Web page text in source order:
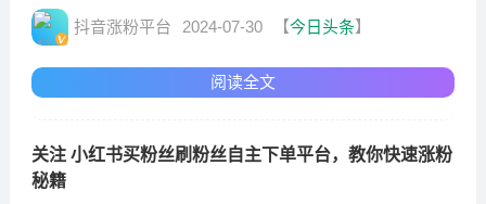
“用户为什么关
抖音涨粉平台 2024-07-30 【今日头条】
阅读全文
关注 小红书买粉丝刷粉丝自主下单平台，教你快速涨粉
秘籍